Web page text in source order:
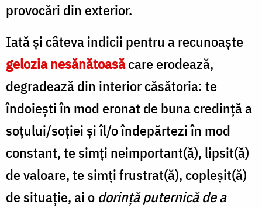
provocări din exterior.
Iată şi câteva indicii pentru a recunoaşte
gelozia nesănătoasăcare erodează,
degradează din interior căsătoria: te
îndoieşti în mod eronat de buna credinţă a
soţului/soţiei şi îl/o îndepărtezi în mod
constant, te simţi neimportant(ă), lipsit(ă)
de valoare, te simţi frustrat(ă), copleşit(ă)
de situaţie, ai o dorinţă puternică de a